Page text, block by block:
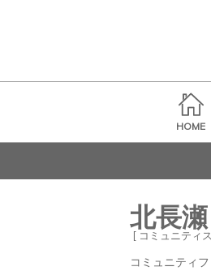
HOME
北長
[ コミュニティ
コミュニティ